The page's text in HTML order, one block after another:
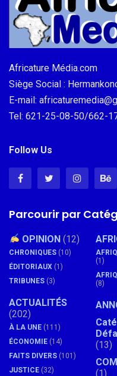
Africature Média.com
Siège Social :
E-mail:
Tel: 621-25-08-50/662-
Follow Us
Parcourir par
OPINION (12)
CHRONIQUES (10)
ÉDITORIAUX (1)
TRIBUNES (3)
ACTUALITÉS
(202)
À LA UNE (111)
ÉCONOMIE (14)
FAITS DIVERS (101)
JUSTICE (32)
(1)
(8)
(13)
(1)